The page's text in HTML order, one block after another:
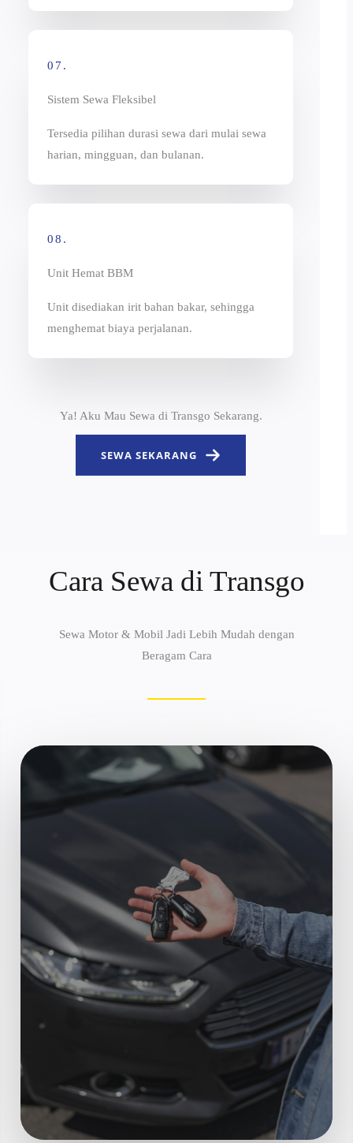
07.
Sistem Sewa Fleksibel
Tersedia pilihan durasi sewa dari mulai sewa
harian, mingguan, dan bulanan.
08.
Unit Hemat BBM
Unit disediakan irit bahan bakar, sehingga
menghemat biaya perjalanan.
Ya! Aku Mau Sewa di Transgo Sekarang.
SEWA SEKARANG
Cara Sewa di Transgo
Sewa Motor & Mobil Jadi Lebih Mudah dengan
Beragam Cara